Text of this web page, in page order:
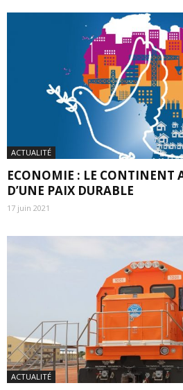
ACTUALITÉ
ECONOMIE : LE CONTINENT
D’UNE PAIX DURABLE
17 juin 2021
ACTUALITÉ